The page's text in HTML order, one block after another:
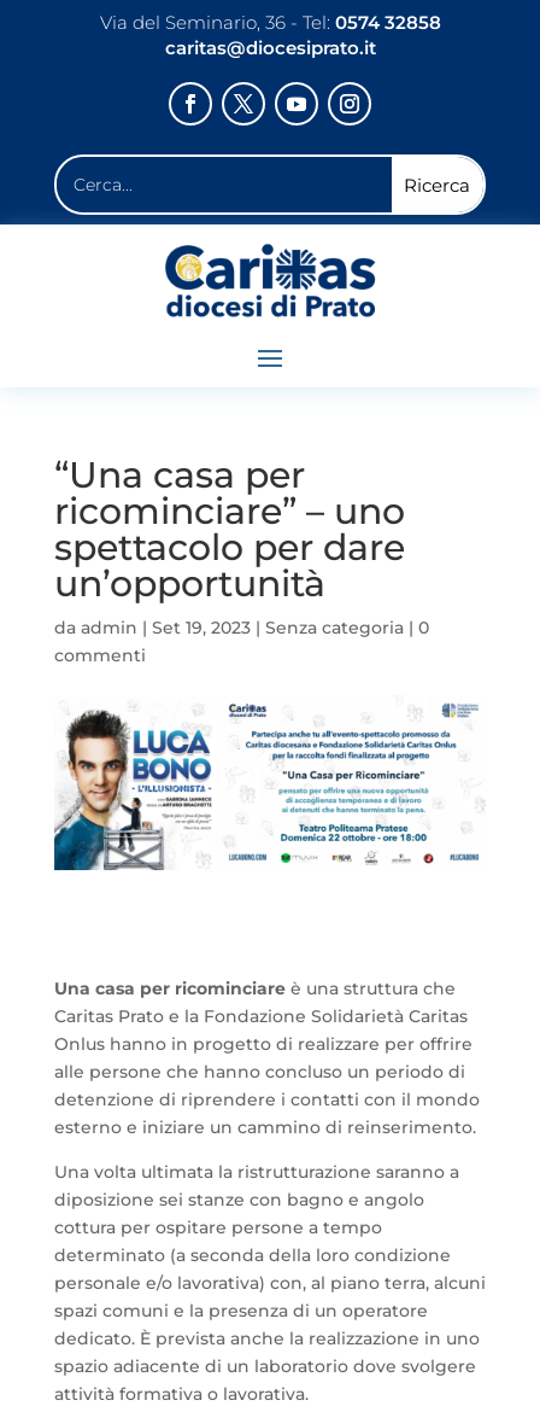
Via del Seminario, 36 - Tel: 0574 32858
caritas@diocesiprato.it
“Una casa per
ricominciare” – uno
spettacolo per dare
un’opportunità
da admin | Set 19, 2023| Senza categoria| 0
commenti
Una casa per ricominciareè una struttura che
Caritas Prato e la Fondazione Solidarietà Caritas
Onlus hanno in progetto di realizzare per offrire
alle persone che hanno concluso un periodo di
detenzione di riprendere i contatti con il mondo
esterno e iniziare un cammino di reinserimento.
Una volta ultimata la ristrutturazione saranno a
diposizione sei stanze con bagno e angolo
cottura per ospitare persone a tempo
determinato (a seconda della loro condizione
personale e/o lavorativa) con, al piano terra, alcuni
spazi comuni e la presenza di un operatore
dedicato. È prevista anche la realizzazione in uno
spazio adiacente di un laboratorio dove svolgere
attività formativa o lavorativa.